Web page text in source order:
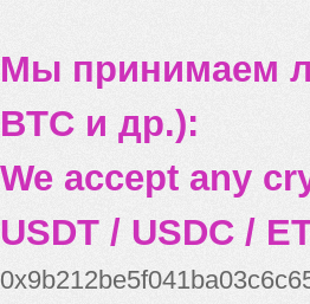
Мы принимаем
BTC и др.):
We accept any
USDT / USDC /